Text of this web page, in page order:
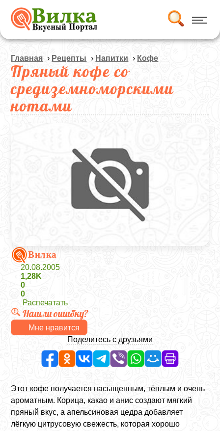
Главная › Рецепты › Напитки › Кофе
Пряный кофе со
средиземноморскими
нотами
Вилка
20.08.2005
1,28K
0
0
Распечатать
Нашли ошибку?
Мне нравится
Поделитесь с друзьями
Этот кофе получается насыщенным, тёплым и очень
ароматным. Корица, какао и анис создают мягкий
пряный вкус, а апельсиновая цедра добавляет
лёгкую цитрусовую свежесть, которая хорошо